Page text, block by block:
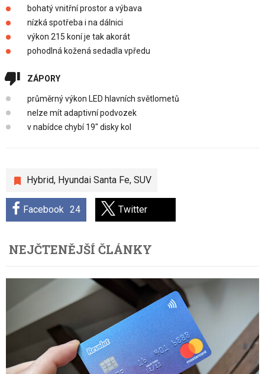
bohatý vnitřní prostor a výbava
nízká spotřeba i na dálnici
výkon 215 koní je tak akorát
pohodlná kožená sedadla vpředu
ZÁPORY
průměrný výkon LED hlavních světlometů
nelze mít adaptivní podvozek
v nabídce chybí 19" disky kol
Hybrid, Hyundai Santa Fe, SUV
Facebook 24 Twitter
NEJČTENĚJŠÍ ČLÁNKY